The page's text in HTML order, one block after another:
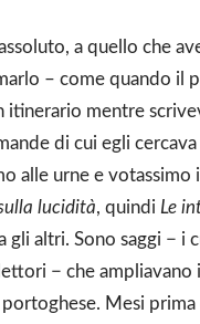
a quello che
– come quando il
itinerario mentre
di cui egli
alle urne e
lucidità, quindi Le
gli altri. Sono saggi − i
− che
Mesi prima